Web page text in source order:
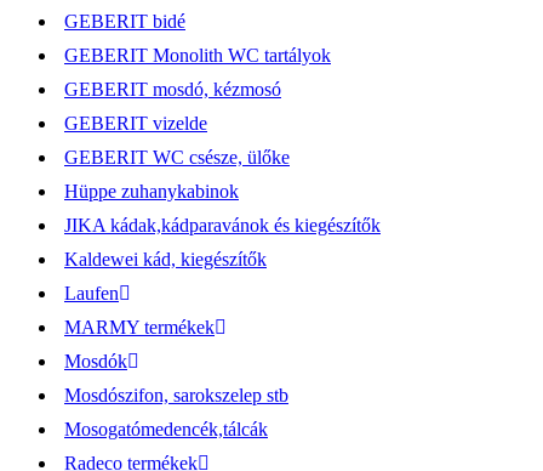
GEBERIT bidé
GEBERIT Monolith WC tartályok
GEBERIT mosdó, kézmosó
GEBERIT vizelde
GEBERIT WC csésze, ülőke
Hüppe zuhanykabinok
JIKA kádak,kádparavánok és kiegészítők
Kaldewei kád, kiegészítők
Laufen
MARMY termékek
Mosdók
Mosdószifon, sarokszelep stb
Mosogatómedencék,tálcák
Radeco termékek